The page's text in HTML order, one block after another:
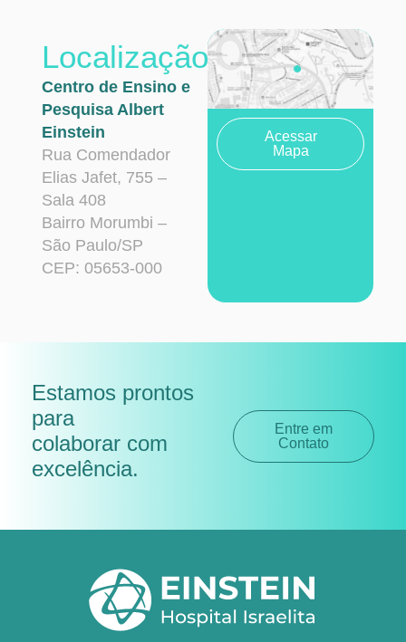
Localização
Centro de Ensino e
Pesquisa Albert
Einstein
Rua Comendador
Elias Jafet, 755 –
Sala 408
Bairro Morumbi –
São Paulo/SP
CEP: 05653-000
Acessar
Mapa
Estamos prontos
para
colaborar com
excelência.
Entre em
Contato